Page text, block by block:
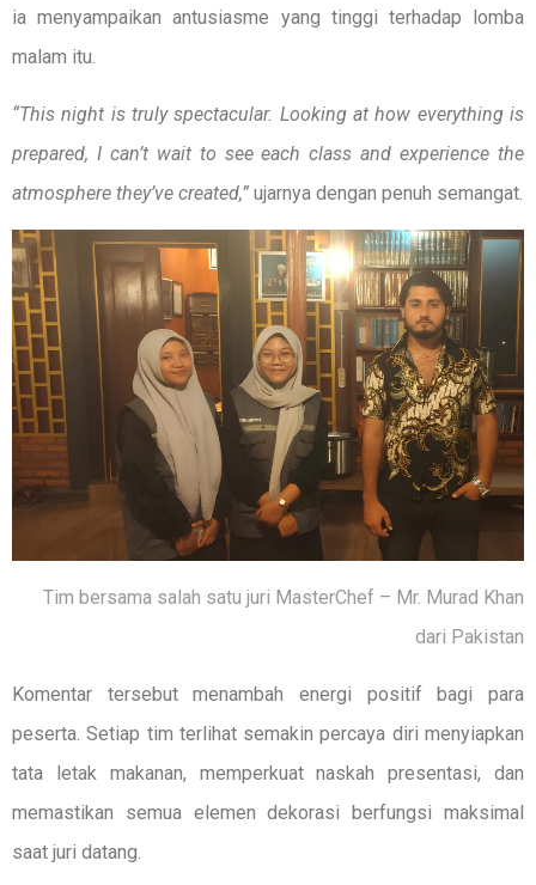
ia menyampaikan antusiasme yang tinggi terhadap lomba
malam itu.
“This night is truly spectacular. Looking at how everything is
prepared, I can’t wait to see each class and experience the
atmosphere they’ve created,” ujarnya dengan penuh semangat.
Tim bersama salah satu juri MasterChef – Mr. Murad Khan
dari Pakistan
Komentar tersebut menambah energi positif bagi para
peserta. Setiap tim terlihat semakin percaya diri menyiapkan
tata letak makanan, memperkuat naskah presentasi, dan
memastikan semua elemen dekorasi berfungsi maksimal
saat juri datang.